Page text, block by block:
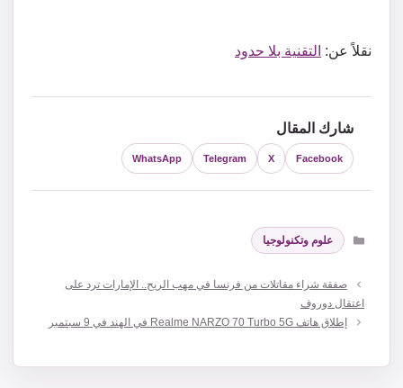
نقلاً عن: التقنية بلا حدود
شارك المقال
Facebook
X
Telegram
WhatsApp
التصنيفات
علوم وتكنولوجيا
صفقة شراء مقاتلات من فرنسا في مهب الريح.. الإمارات ترد على
اعتقال دوروف
إطلاق هاتف Realme NARZO 70 Turbo 5G في الهند في 9 سبتمبر